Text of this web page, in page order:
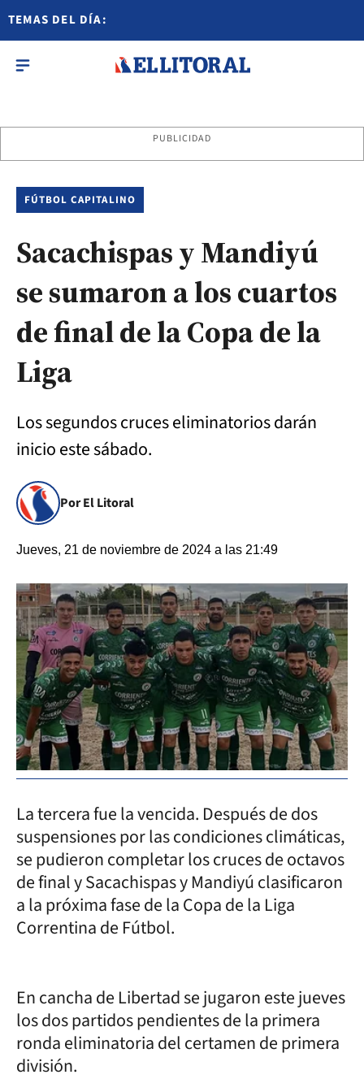
TEMAS DEL DÍA:
PUBLICIDAD
FÚTBOL CAPITALINO
Sacachispas y Mandiyú
se sumaron a los cuartos
de final de la Copa de la
Liga
Los segundos cruces eliminatorios darán
inicio este sábado.
Por El Litoral
Jueves, 21 de noviembre de 2024 a las 21:49
La tercera fue la vencida. Después de dos
suspensiones por las condiciones climáticas,
se pudieron completar los cruces de octavos
de final y Sacachispas y Mandiyú clasificaron
a la próxima fase de la Copa de la Liga
Correntina de Fútbol.
En cancha de Libertad se jugaron este jueves
los dos partidos pendientes de la primera
ronda eliminatoria del certamen de primera
división.